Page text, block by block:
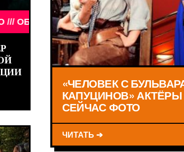
/// ДЕВУШКИ ЗНАМЕНИТОСТИ ///
ФИЛЬМОВ /// КИНО /// ОБЗОРЫ
«ЧЕЛОВЕК С
КАПУЦИНОВ» АКТЁРЫ
СЕЙЧАС ФОТО
ЧИТАТЬ ➔